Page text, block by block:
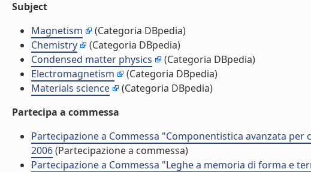
Subject
Magnetism
(Categoria DBpedia)
Chemistry
(Categoria DBpedia)
Condensed matter physics
(Categoria DBpedia)
Electromagnetism
(Categoria DBpedia)
Materials science
(Categoria DBpedia)
Partecipa a commessa
Partecipazione a Commessa "Componentistica avanzata per
2006(Partecipazione a commessa)
Partecipazione a Commessa "Leghe a memoria di forma e